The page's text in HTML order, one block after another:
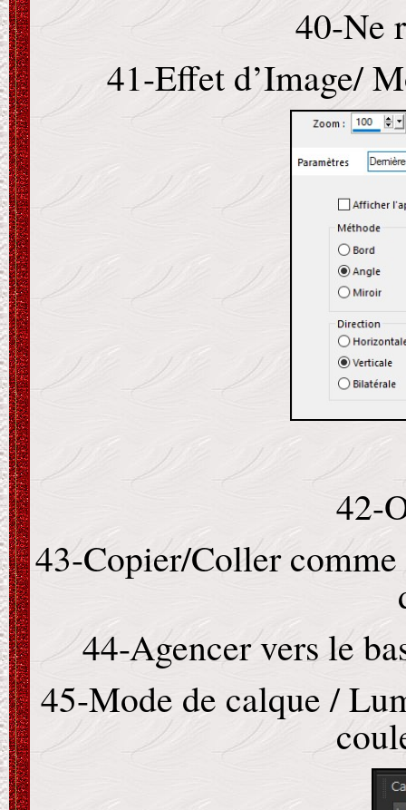
40-Ne
41-Effet d’Image/
42-
43-Copier/Coller comme
44-Agencer vers le
45-Mode de calque /